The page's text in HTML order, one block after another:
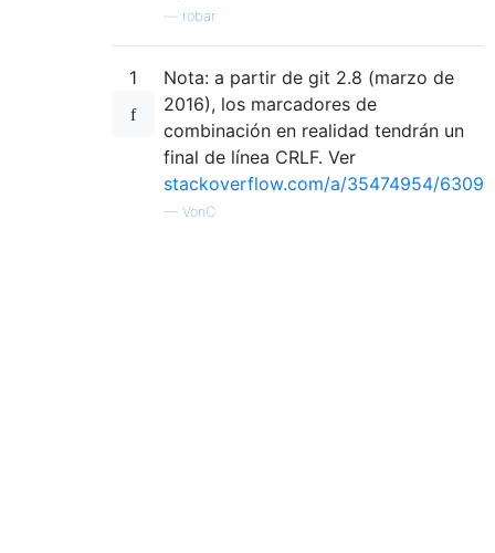
robar
1
Nota: a partir de git 2.8 (marzo de
2016), los marcadores de
combinación en realidad tendrán un
final de línea CRLF. Ver
stackoverflow.com/a/35474954/6309
— VonC